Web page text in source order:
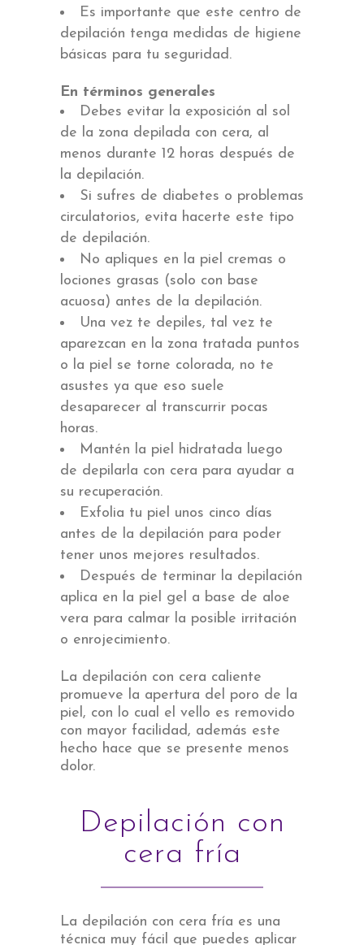
Es importante que este centro de
depilación tenga medidas de higiene
básicas para tu seguridad.
En términos generales
Debes evitar la exposición al sol
de la zona depilada con cera, al
menos durante 12 horas después de
la depilación.
Si sufres de diabetes o problemas
circulatorios, evita hacerte este tipo
de depilación.
No apliques en la piel cremas o
lociones grasas (solo con base
acuosa) antes de la depilación.
Una vez te depiles, tal vez te
aparezcan en la zona tratada puntos
o la piel se torne colorada, no te
asustes ya que eso suele
desaparecer al transcurrir pocas
horas.
Mantén la piel hidratada luego
de depilarla con cera para ayudar a
su recuperación.
Exfolia tu piel unos cinco días
antes de la depilación para poder
tener unos mejores resultados.
Después de terminar la depilación
aplica en la piel gel a base de aloe
vera para calmar la posible irritación
o enrojecimiento.
La depilación con cera caliente
promueve la apertura del poro de la
piel, con lo cual el vello es removido
con mayor facilidad, además este
hecho hace que se presente menos
dolor.
Depilación con
cera fría
La depilación con cera fría es una
técnica muy fácil que puedes aplicar